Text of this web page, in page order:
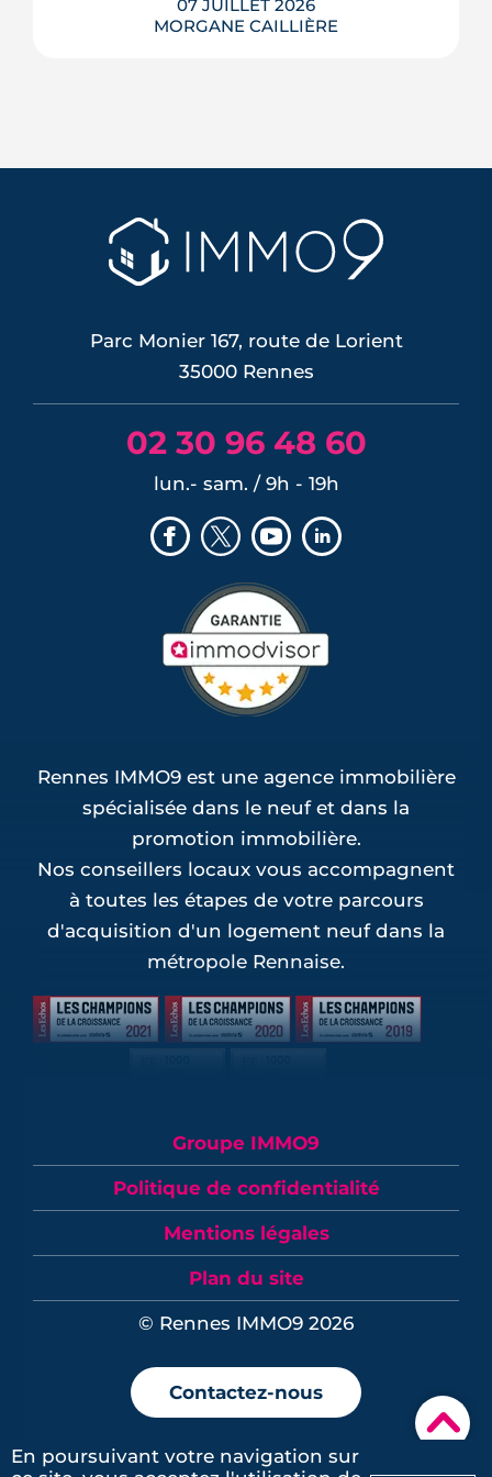
▾
07 JUILLET 2026
MORGANE CAILLIÈRE
possible, risque de décote, limites du
DPE, atout du neuf : ce qu'il faut savoir
avant d'acheter ou de revendre.
Parc Monier 167, route de Lorient
35000 Rennes
02 30 96 48 60
lun.- sam. / 9h - 19h
Rennes IMMO9 est une agence immobilière
spécialisée dans le neuf et dans la
promotion immobilière.
Nos conseillers locaux vous accompagnent
à toutes les étapes de votre parcours
d'acquisition d'un logement neuf dans la
métropole Rennaise.
Groupe IMMO9
Politique de confidentialité
Mentions légales
Plan du site
© Rennes IMMO9 2026
Contactez-nous
En poursuivant votre navigation sur